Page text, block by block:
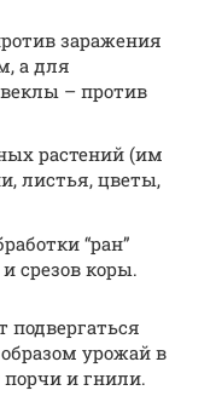
заражения
а для
– против
растений (им
листья, цветы,
“ран”
срезов коры.
подвергаться
урожай в
порчи и гнили.